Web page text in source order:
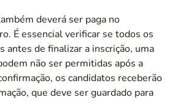
deverá ser paga no
É essencial verificar se todos os
antes de finalizar a inscrição, uma
não ser permitidas após a
os candidatos receberão
que deve ser guardado para